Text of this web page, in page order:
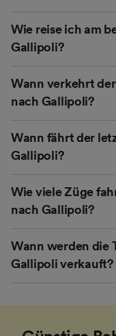
Wie reise ich am
Gallipoli?
Wann verkehrt
nach Gallipoli?
Wann fährt der
Gallipoli?
Wie viele Züge
nach Gallipoli?
Wann werden die
Gallipoli verkauft?